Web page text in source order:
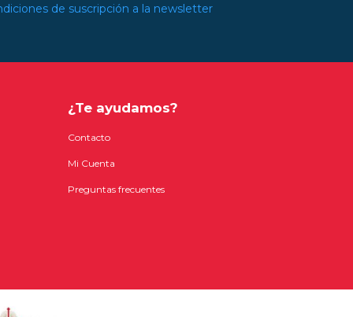
de suscripción a la newsletter
¿Te ayudamos?
Contacto
Mi Cuenta
Preguntas frecuentes